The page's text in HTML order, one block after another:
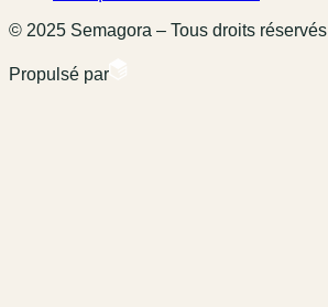
© 2025 Semagora – Tous droits réservés
Propulsé par